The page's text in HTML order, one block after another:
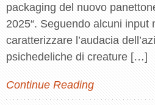
packaging del nuovo
2025“. Seguendo alcuni input
caratterizzare l’audacia
psichedeliche di creature […]
Continue Reading